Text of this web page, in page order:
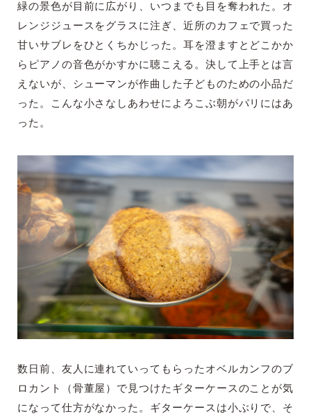
緑の景色が目前に広がり、いつまでも目を奪われた。オ
レンジジュースをグラスに注ぎ、近所のカフェで買った
甘いサブレをひとくちかじった。耳を澄ますとどこかか
らピアノの音色がかすかに聴こえる。決して上手とは言
えないが、シューマンが作曲した子どものための小品だ
った。こんな小さなしあわせによろこぶ朝がパリにはあ
った。
数日前、友人に連れていってもらったオベルカンフのブ
ロカント（骨董屋）で見つけたギターケースのことが気
になって仕方がなかった。ギターケースは小ぶりで、そ